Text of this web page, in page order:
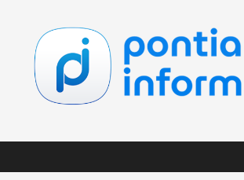
content